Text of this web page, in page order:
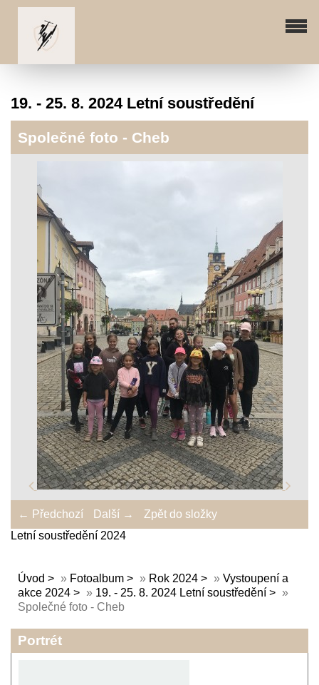
19. - 25. 8. 2024 Letní soustředění
Společné foto - Cheb
← Předchozí Další →
Zpět do složky
Letní soustředění 2024
Úvod » Fotoalbum » Rok 2024 » Vystoupení a
akce 2024
» 19. - 25. 8. 2024 Letní soustředění
»
Společné foto - Cheb
Portrét